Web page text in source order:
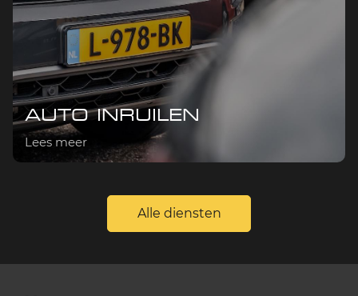
AUTO INRUILEN
Lees meer
Alle diensten